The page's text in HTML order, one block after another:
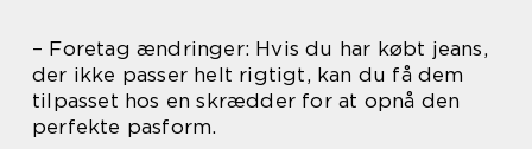
– Foretag ændringer: Hvis du har købt jeans,
der ikke passer helt rigtigt, kan du få dem
tilpasset hos en skrædder for at opnå den
perfekte pasform.